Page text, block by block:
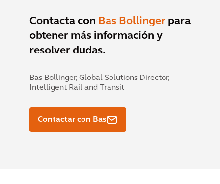
Contacta con Bas Bollinger para
obtener más información y
resolver dudas.
Bas Bollinger, Global Solutions Director,
Intelligent Rail and Transit
Contactar con Bas